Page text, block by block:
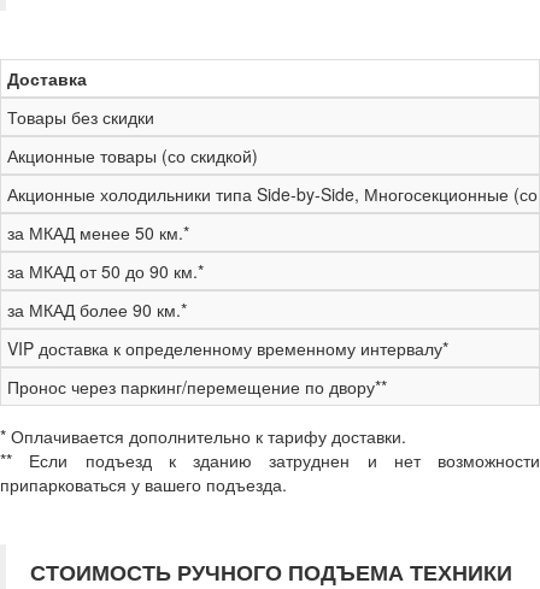
Доставка
Товары без скидки
Акционные товары (со скидкой)
Акционные холодильники типа Side-by-Side, Многосекционные (со
за МКАД менее 50 км.*
за МКАД от 50 до 90 км.*
за МКАД более 90 км.*
VIP доставка к определенному временному интервалу*
Пронос через паркинг/перемещение по двору**
* Оплачивается дополнительно к тарифу доставки.
** Если подъезд к зданию затруднен и нет возможности
припарковаться у вашего подъезда.
СТОИМОСТЬ РУЧНОГО ПОДЪЕМА ТЕХНИКИ